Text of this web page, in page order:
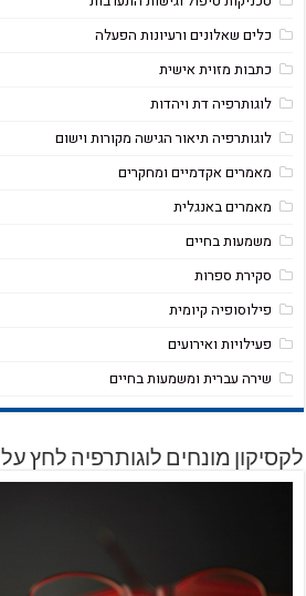
כלים שאלונים ורעיונות הפעלה
כתבות מזוית אישית
לוגותרפיה דת ויהדות
לוגותרפיה תיאור הגישה מקורות וישום
מאמרים אקדמיים ומחקרים
מאמרים באנגלית
משמעות בחיים
סקירת ספרות
פילוסופיה קיומית
פעילויות ואירועים
שירה עברית ומשמעות בחיים
לקסיקון מונחים לוגותרפיה לחץ